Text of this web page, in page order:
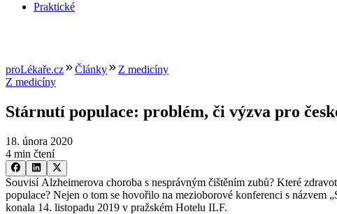
Praktické
proLékaře.cz Články
Z medicíny
Z medicíny
Stárnutí populace: problém, či výzva pro
18. února 2020
4 min čtení
Souvisí Alzheimerova choroba s nesprávným čištěním zubů? Které
populace? Nejen o tom se hovořilo na mezioborové konferenci s
konala 14. listopadu 2019 v pražském Hotelu ILF.